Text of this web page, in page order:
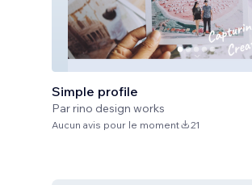
Simple profile
Parrino design works
Aucun avis pour le moment 21